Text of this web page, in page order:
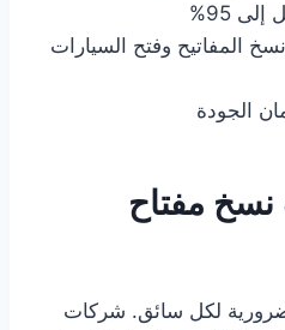
95%
المفاتيح وفتح السيارات
الجودة
مفتاح
لكل سائق. شركات